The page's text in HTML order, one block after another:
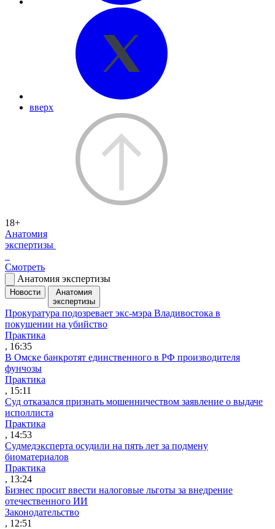
вверх
18+
Анатомия
экспертизы
Смотреть
Анатомия экспертизы
Новости
Анатомия
экспертизы
Прокуратура подозревает экс-мэра Владивостока в
покушении на убийство
Практика
, 16:35
В Омске банкротят единственного в РФ производителя
фунчозы
Практика
, 15:11
Суд отказался признать мошенничеством заявление о выдаче
исполлиста
Практика
, 14:53
Судмедэксперта осудили на пять лет за подмену
биоматериалов
Практика
, 13:24
Бизнес просит ввести налоговые льготы за внедрение
отечественного ИИ
Законодательство
, 12:51